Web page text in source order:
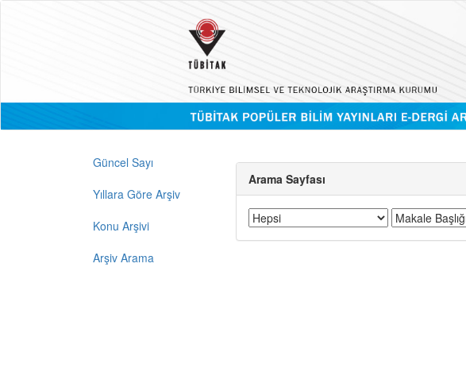
Güncel Sayı
Yıllara Göre Arşiv
Konu Arşivi
Arşiv Arama
Arama Sayfası